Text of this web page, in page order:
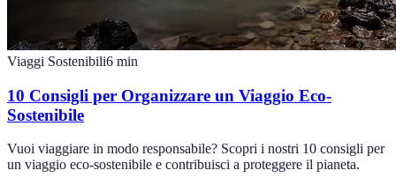
Viaggi Sostenibili6 min
10 Consigli per Organizzare un Viaggio Eco-
Sostenibile
Vuoi viaggiare in modo responsabile? Scopri i nostri 10 consigli per
un viaggio eco-sostenibile e contribuisci a proteggere il pianeta.